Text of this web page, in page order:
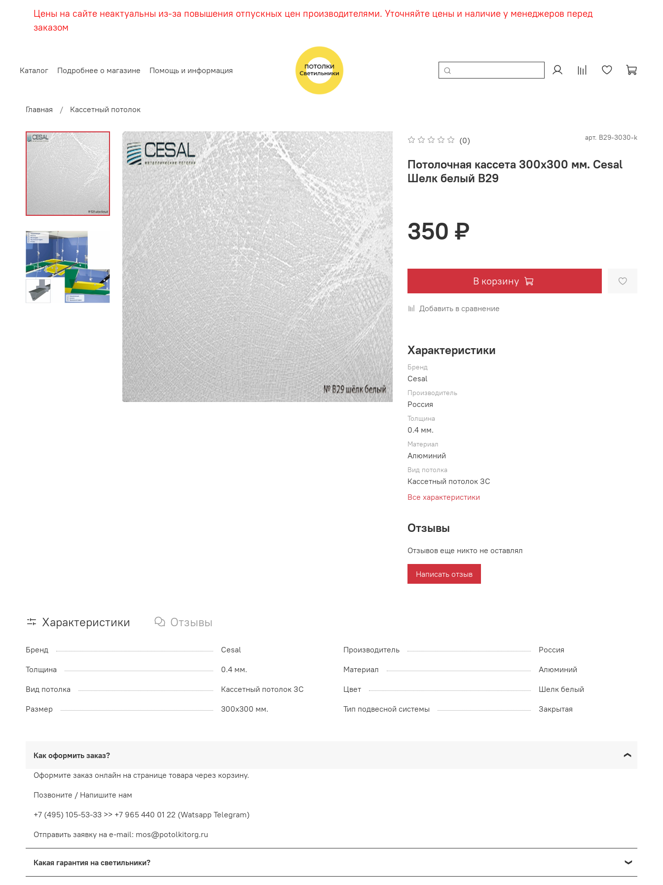
Цены на сайте неактуальны из-за повышения отпускных цен производителями. Уточняйте цены и наличие у менеджеров перед
заказом
Каталог Подробнее о магазине Помощь и информация
Главная Кассетный потолок
(0) арт. В29-3030-k
Потолочная кассета 300х300 мм. Cesal
Шелк белый В29
350 ₽
В корзину
Добавить в сравнение
Характеристики
Бренд
Cesal
Производитель
Россия
Толщина
0.4 мм.
Материал
Алюминий
Вид потолка
Кассетный потолок ЗС
Все характеристики
Отзывы
Отзывов еще никто не оставлял
Написать отзыв
Характеристики Отзывы
Бренд Cesal Производитель
Россия
Толщина
0.4 мм. Материал
Алюминий
Вид потолка
Кассетный потолок ЗС Цвет
Шелк белый
Размер
300х300 мм. Тип подвесной системы Закрытая
Как оформить заказ?
Оформите заказ онлайн на странице товара через корзину.
Позвоните / Напишите нам
+7 (495) 105-53-33 >> +7 965 440 01 22 (Watsapp Telegram)
Отправить заявку на e-mail: mos@potolkitorg.ru
Какая гарантия на светильники?